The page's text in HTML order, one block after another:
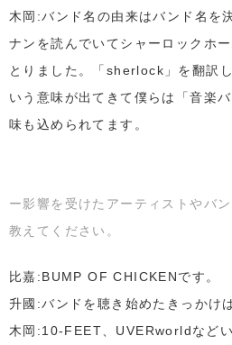
木岡:バンド名の由来はバンド名を
ナンを読んでいてシャーロックホ
とりました。「sherlock」を翻訳
いう意味が出てきて僕らは「音楽
味も込められてます。
ー影響を受けたアーティストやバ
教えてください。
比嘉:BUMP OF CHICKENです。
升國:バンドを聴き始めたきっかけ
木岡:10-FEET、UVERworldなど